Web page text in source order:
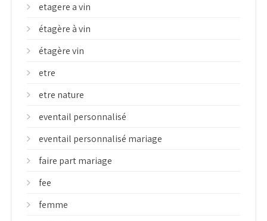
etagere a vin
étagère à vin
étagère vin
etre
etre nature
eventail personnalisé
eventail personnalisé mariage
faire part mariage
fee
femme